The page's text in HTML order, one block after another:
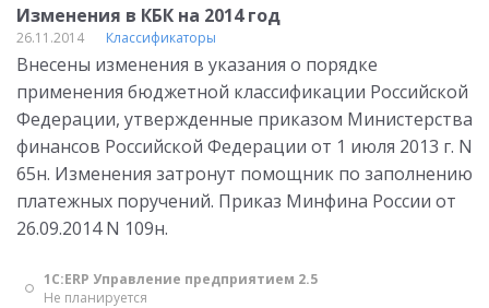
Изменения в КБК на 2014 год
26.11.2014 Классификаторы
Внесены изменения в указания о порядке
применения бюджетной классификации Российской
Федерации, утвержденные приказом Министерства
финансов Российской Федерации от 1 июля 2013 г. N
65н. Изменения затронут помощник по заполнению
платежных поручений. Приказ Минфина России от
26.09.2014 N 109н.
1С:ERP Управление предприятием 2.5
Не планируется